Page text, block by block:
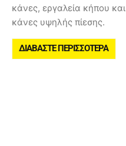
κάνες, εργαλεία κήπου και
κάνες υψηλής πίεσης.
ΔΙΑΒΆΣΤΕ ΠΕΡΙΣΣΌΤΕΡΑ